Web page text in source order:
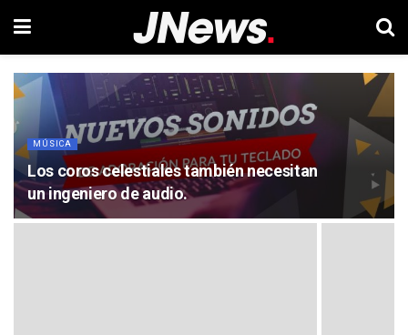
MÚSICA
Los coros celestiales también necesitan
un ingeniero de audio.